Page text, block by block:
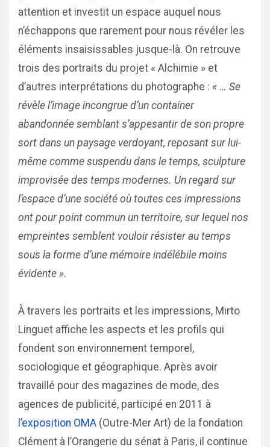
attention et investit un espace auquel nous
n’échappons que rarement pour nous révéler les
éléments insaisissables jusque-là. On retrouve
trois des portraits du projet « Alchimie » et
d’autres interprétations du photographe : « … Se
révèle l’image incongrue d’un container
abandonnée semblant s’appesantir de son propre
sort dans un paysage verdoyant, reposant sur lui-
même comme suspendu dans le temps, sculpture
improvisée des temps modernes. Un regard sur
l’espace d’une société où toutes ces impressions
ont pour point commun un territoire, sur lequel nos
empreintes semblent vouloir résister au temps
sous la forme d’une mémoire indélébile moins
évidente ».
À travers les portraits et les impressions, Mirto
Linguet affiche les aspects et les profils qui
fondent son environnement temporel,
sociologique et géographique. Après avoir
travaillé pour des magazines de mode, des
agences de publicité, participé en 2011 à
l’exposition OMA (Outre-Mer Art) de la fondation
Clément à l’Orangerie du sénat à Paris, il continue